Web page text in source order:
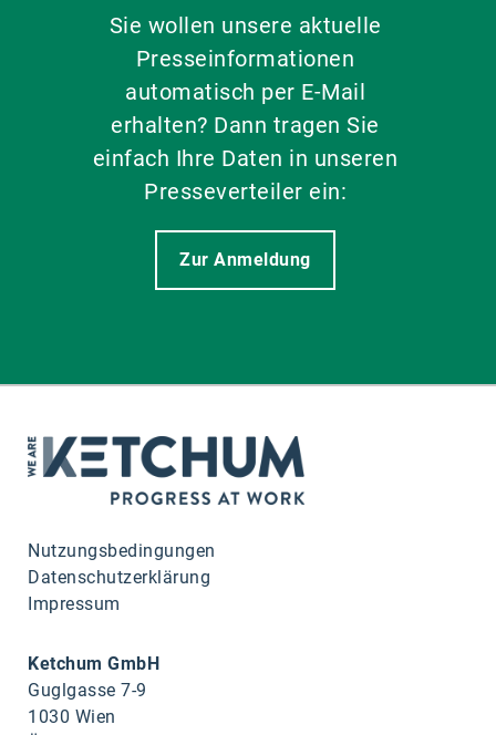
Sie wollen unsere aktuelle
Presseinformationen
automatisch per E-Mail
erhalten? Dann tragen Sie
einfach Ihre Daten in unseren
Presseverteiler ein:
Zur Anmeldung
Nutzungsbedingungen
Datenschutzerklärung
Impressum
Ketchum GmbH
Guglgasse 7-9
1030 Wien